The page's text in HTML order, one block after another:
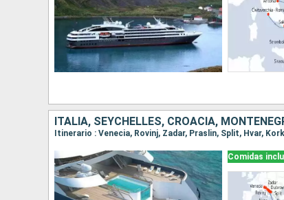
ITALIA, SEYCHELLES, CROACIA,
Itinerario : Venecia, Rovinj, Zadar, Praslin, Split, Hvar,
Comidas